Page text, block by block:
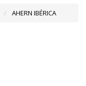
AHERN IBÉRICA